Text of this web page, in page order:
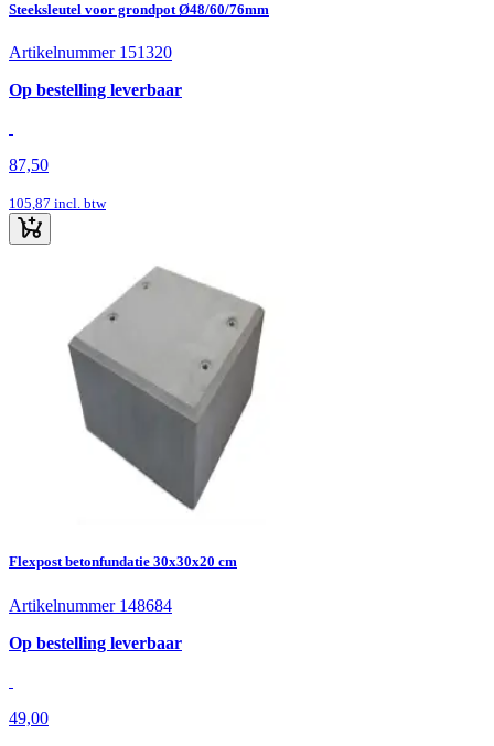
Steeksleutel voor grondpot Ø48/60/76mm
Artikelnummer 151320
Op bestelling leverbaar
87,50
105,87 incl. btw
Flexpost betonfundatie 30x30x20 cm
Artikelnummer 148684
Op bestelling leverbaar
49,00